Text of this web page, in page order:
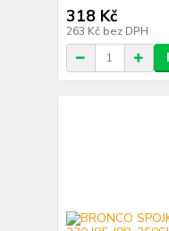
318 Kč
263 Kč bez DPH